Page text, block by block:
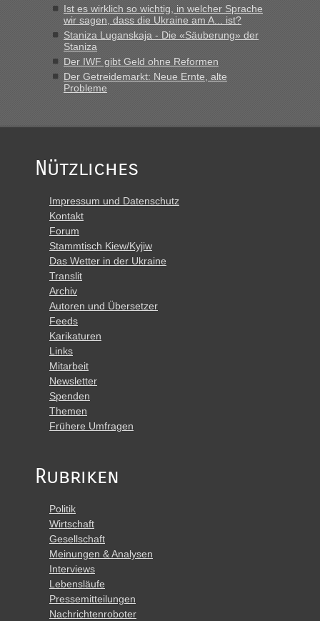
Ist es wirklich so wichtig, in welcher Sprache
wir sagen, dass die Ukraine am A... ist?
Staniza Luganskaja - Die «Säuberung» der
Staniza
Der IWF gibt Geld ohne Reformen
Der Getreidemarkt: Neue Ernte, alte
Probleme
Nützliches
Impressum und Datenschutz
Kontakt
Forum
Stammtisch Kiew/Kyjiw
Das Wetter in der Ukraine
Translit
Archiv
Autoren und Übersetzer
Feeds
Karikaturen
Links
Mitarbeit
Newsletter
Spenden
Themen
Frühere Umfragen
Rubriken
Politik
Wirtschaft
Gesellschaft
Meinungen & Analysen
Interviews
Lebensläufe
Pressemitteilungen
Nachrichtenroboter